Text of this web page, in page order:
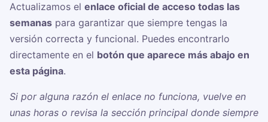
Actualizamos el enlace oficial de acceso todas las
semanas para garantizar que siempre tengas la
versión correcta y funcional. Puedes encontrarlo
directamente en el botón que aparece más abajo en
esta página.
Si por alguna razón el enlace no funciona, vuelve en
unas horas o revisa la sección principal donde siempre